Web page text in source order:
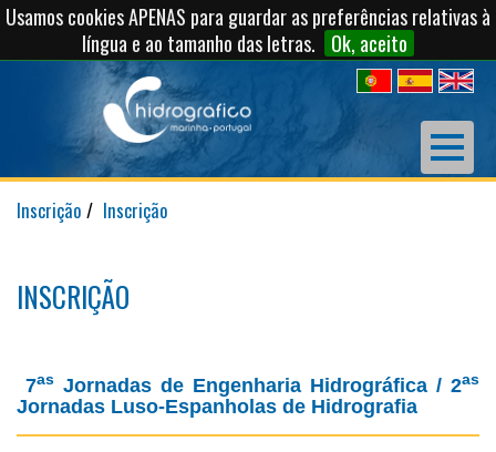
Usamos cookies APENAS para guardar as preferências relativas à
língua e ao tamanho das letras.
Ok, aceito
Inscrição Inscrição
INSCRIÇÃO
7as Jornadas de Engenharia Hidrográfica / 2as
Jornadas Luso-Espanholas de Hidrografia